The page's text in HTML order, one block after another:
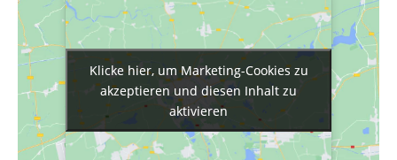
Klicke hier, um Marketing-Cookies zu
akzeptieren und diesen Inhalt zu
aktivieren
Klicke hier, um Marketing-Cookies zu
akzeptieren und diesen Inhalt zu
aktivieren